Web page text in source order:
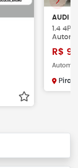
AUDI
1.4 4P
R$